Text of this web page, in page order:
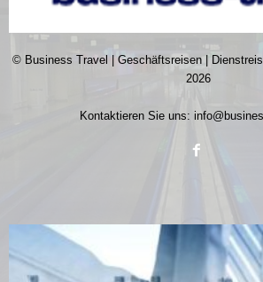
© Business Travel | Geschäftsreisen |
2026
Kontaktieren Sie uns: